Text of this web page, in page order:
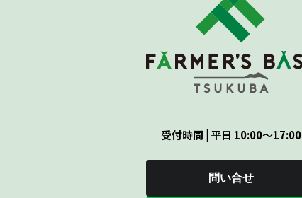
受付時間 | 平日 10:00～17:00
問い合せ